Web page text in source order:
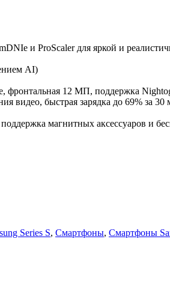
и ProScaler для яркой и
AI)
12 МП, поддержка
видео, быстрая зарядка до 69% за 30
магнитных аксессуаров и
Series S, Смартфоны, Смартфоны